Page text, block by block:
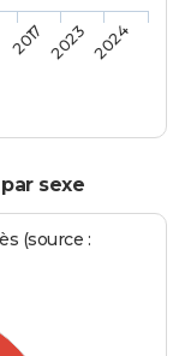
2017 2023 2024
sexe
(source :